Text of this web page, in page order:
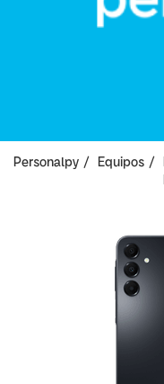
Personalpy Equipos